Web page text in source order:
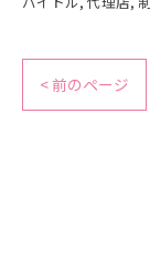
< 前のページ